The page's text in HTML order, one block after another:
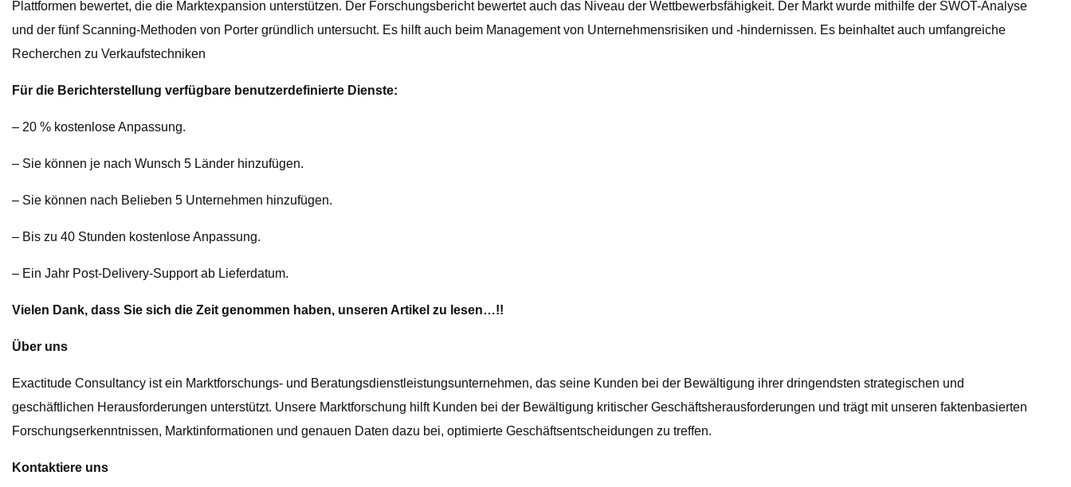
Plattformen bewertet, die die Marktexpansion unterstützen. Der Forschungsbericht bewertet auch das Niveau der Wettbewerbsfähigkeit. Der Markt wurde mithilfe der SWOT-Analyse
und der fünf Scanning-Methoden von Porter gründlich untersucht. Es hilft auch beim Management von Unternehmensrisiken und -hindernissen. Es beinhaltet auch umfangreiche
Recherchen zu Verkaufstechniken
Für die Berichterstellung verfügbare benutzerdefinierte Dienste:
– 20 % kostenlose Anpassung.
– Sie können je nach Wunsch 5 Länder hinzufügen.
– Sie können nach Belieben 5 Unternehmen hinzufügen.
– Bis zu 40 Stunden kostenlose Anpassung.
– Ein Jahr Post-Delivery-Support ab Lieferdatum.
Vielen Dank, dass Sie sich die Zeit genommen haben, unseren Artikel zu lesen…!!
Über uns
Exactitude Consultancy ist ein Marktforschungs- und Beratungsdienstleistungsunternehmen, das seine Kunden bei der Bewältigung ihrer dringendsten strategischen und
geschäftlichen Herausforderungen unterstützt. Unsere Marktforschung hilft Kunden bei der Bewältigung kritischer Geschäftsherausforderungen und trägt mit unseren faktenbasierten
Forschungserkenntnissen, Marktinformationen und genauen Daten dazu bei, optimierte Geschäftsentscheidungen zu treffen.
Kontaktiere uns